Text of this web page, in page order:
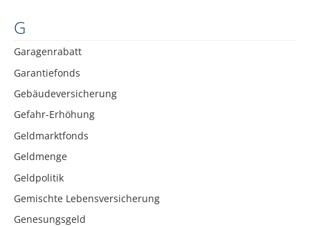
G
Garagenrabatt
Garantiefonds
Gebäudeversicherung
Gefahr-Erhöhung
Geldmarktfonds
Geldmenge
Geldpolitik
Gemischte Lebensversicherung
Genesungsgeld